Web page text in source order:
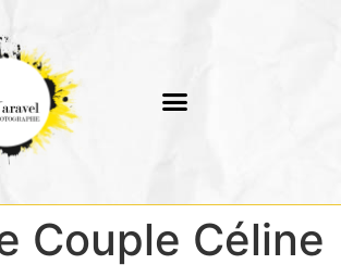
Couple Céline